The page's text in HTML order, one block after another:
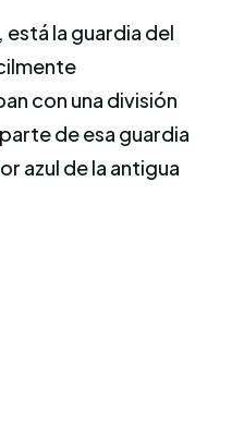
la guardia del
con una división
de esa guardia
azul de la antigua